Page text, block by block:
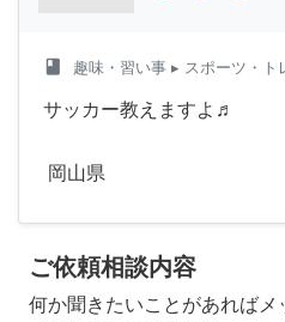
class 趣味・習い事 ▸ スポーツ・ト
サッカー教えますよ♬
岡山県
ご依頼相談内容
何か聞きたいことがあれば